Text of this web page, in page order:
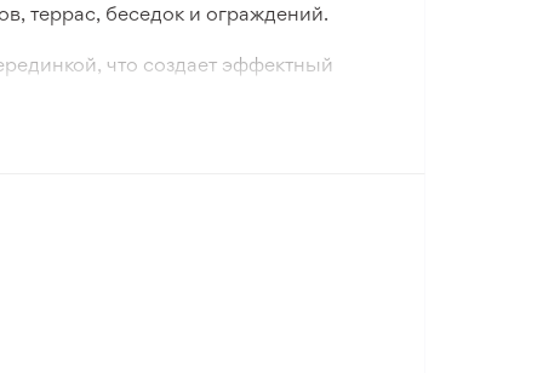
террас, беседок и ограждений.
что создает эффектный